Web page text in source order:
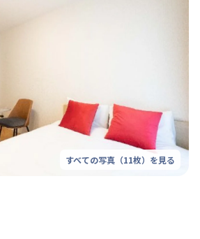
すべての写真（11枚）を見る